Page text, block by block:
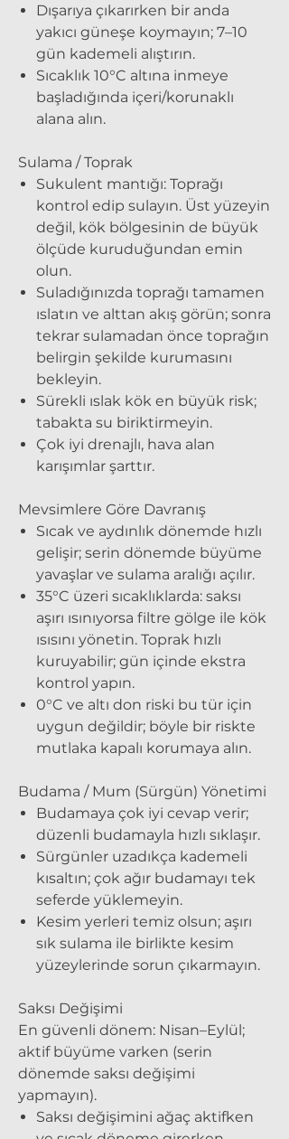
Dışarıya çıkarırken bir anda
yakıcı güneşe koymayın; 7–10
gün kademeli alıştırın.
Sıcaklık 10°C altına inmeye
başladığında içeri/korunaklı
alana alın.
Sulama / Toprak
Sukulent mantığı: Toprağı
kontrol edip sulayın. Üst yüzeyin
değil, kök bölgesinin de büyük
ölçüde kuruduğundan emin
olun.
Suladığınızda toprağı tamamen
ıslatın ve alttan akış görün; sonra
tekrar sulamadan önce toprağın
belirgin şekilde kurumasını
bekleyin.
Sürekli ıslak kök en büyük risk;
tabakta su biriktirmeyin.
Çok iyi drenajlı, hava alan
karışımlar şarttır.
Mevsimlere Göre Davranış
Sıcak ve aydınlık dönemde hızlı
gelişir; serin dönemde büyüme
yavaşlar ve sulama aralığı açılır.
35°C üzeri sıcaklıklarda: saksı
aşırı ısınıyorsa filtre gölge ile kök
ısısını yönetin. Toprak hızlı
kuruyabilir; gün içinde ekstra
kontrol yapın.
0°C ve altı don riski bu tür için
uygun değildir; böyle bir riskte
mutlaka kapalı korumaya alın.
Budama / Mum (Sürgün) Yönetimi
Budamaya çok iyi cevap verir;
düzenli budamayla hızlı sıklaşır.
Sürgünler uzadıkça kademeli
kısaltın; çok ağır budamayı tek
seferde yüklemeyin.
Kesim yerleri temiz olsun; aşırı
sık sulama ile birlikte kesim
yüzeylerinde sorun çıkarmayın.
Saksı Değişimi
En güvenli dönem: Nisan–Eylül;
aktif büyüme varken (serin
dönemde saksı değişimi
yapmayın).
Saksı değişimini ağaç aktifken